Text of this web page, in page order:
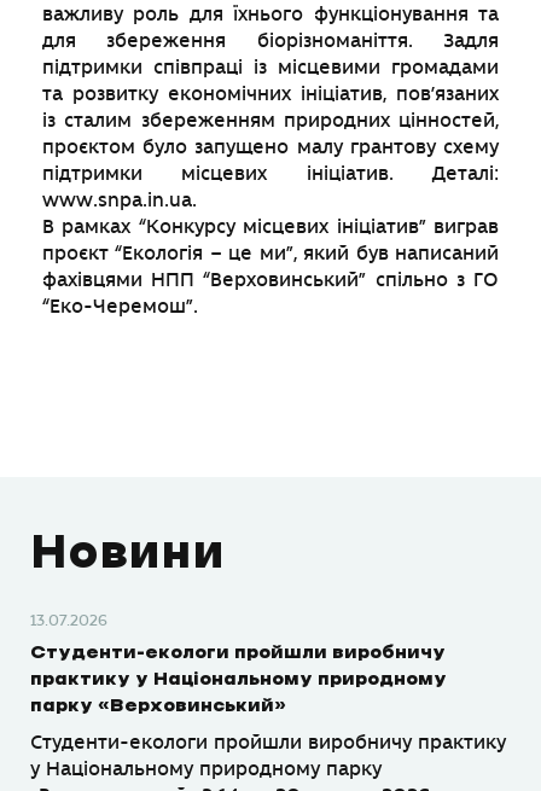
важливу роль для їхнього функціонування та
для збереження біорізноманіття. Задля
підтримки співпраці із місцевими громадами
та розвитку економічних ініціатив, пов’язаних
із сталим збереженням природних цінностей,
проєктом було запущено малу грантову схему
підтримки місцевих ініціатив. Деталі:
www.snpa.in.ua.
В рамках “Конкурсу місцевих ініціатив” виграв
проєкт “Екологія – це ми”, який був написаний
фахівцями НПП “Верховинський” спільно з ГО
“Еко-Черемош”.
Новини
13.07.2026
Студенти-екологи пройшли виробничу
практику у Національному природному
парку «Верховинський»
Студенти-екологи пройшли виробничу практику
у Національному природному парку